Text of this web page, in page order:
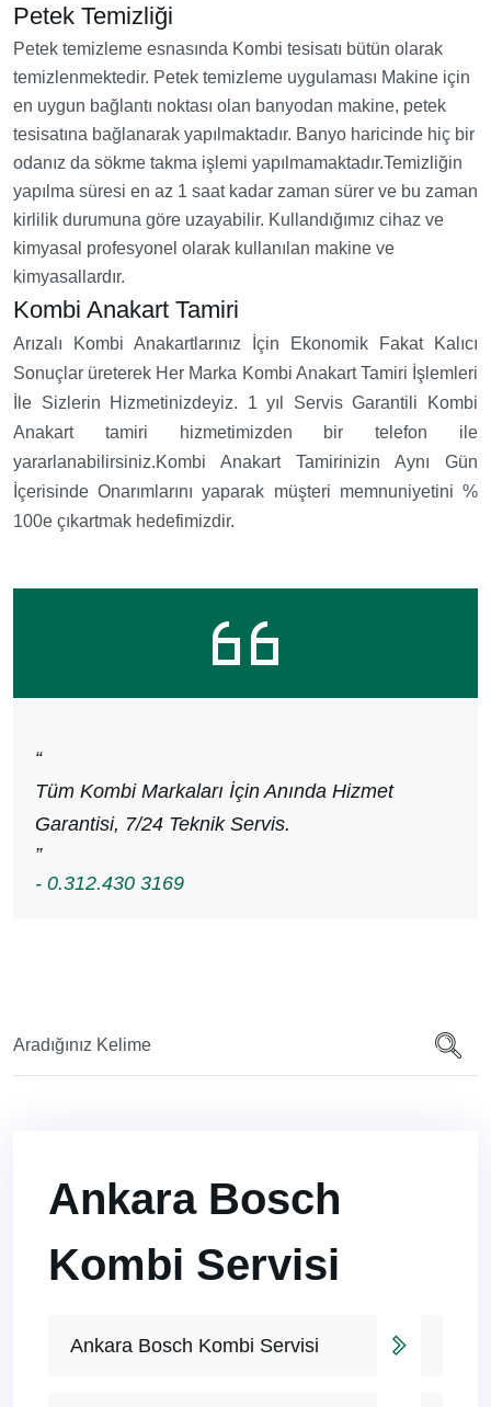
Petek Temizliği
Petek temizleme esnasında Kombi tesisatı bütün olarak
temizlenmektedir. Petek temizleme uygulaması Makine için
en uygun bağlantı noktası olan banyodan makine, petek
tesisatına bağlanarak yapılmaktadır. Banyo haricinde hiç bir
odanız da sökme takma işlemi yapılmamaktadır.Temizliğin
yapılma süresi en az 1 saat kadar zaman sürer ve bu zaman
kirlilik durumuna göre uzayabilir. Kullandığımız cihaz ve
kimyasal profesyonel olarak kullanılan makine ve
kimyasallardır.
Kombi Anakart Tamiri
Arızalı Kombi Anakartlarınız İçin Ekonomik Fakat Kalıcı
Sonuçlar üreterek Her Marka Kombi Anakart Tamiri İşlemleri
İle Sizlerin Hizmetinizdeyiz. 1 yıl Servis Garantili Kombi
Anakart tamiri hizmetimizden bir telefon ile
yararlanabilirsiniz.Kombi Anakart Tamirinizin Aynı Gün
İçerisinde Onarımlarını yaparak müşteri memnuniyetini %
100e çıkartmak hedefimizdir.
“
Tüm Kombi Markaları İçin Anında Hizmet
Garantisi, 7/24 Teknik Servis.
”
- 0.312.430 3169
Ankara Bosch
Kombi Servisi
Ankara Bosch Kombi Servisi